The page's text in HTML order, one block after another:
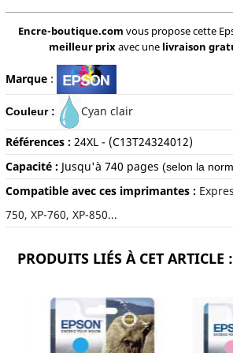
Encre-boutique.com vous propose cette
meilleur prixavec une livraison
Marque:
Couleur : Cyan clair
Références : 24XL - (C13T24324012)
Capacité : Jusqu'à 740 pages (selon la
Compatible avec ces imprimantes :
750, XP-760, XP-850...
PRODUITS LIÉS À CET ARTICLE :